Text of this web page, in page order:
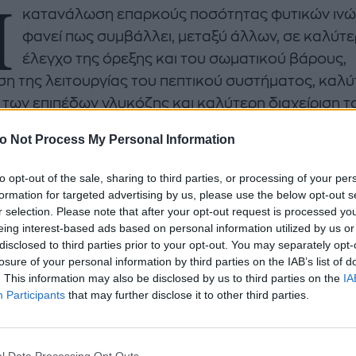
Not Process My Personal Information
opt-out of the sale, sharing to third parties, or processing of your
for targeted advertising by us, please use the below opt-out
selection. Please note that after your opt-out request is processed
interest-based ads based on personal information utilized by us
to third parties prior to your opt-out. You may separately
of your personal information by third parties on the IAB’s list of
This information may also be disclosed by us to third parties on the
Participants that may further disclose it to other third parties.
κατανάλωση επαρκούς ποσότητας φυτικών
φανεί πως συμβάλλει, μεταξύ άλλων, σε
έλεγχο της όρεξης και του σωματικού βάρους,
της λειτουργίας του πεπτικού συστήματος,
επιπέδων γλυκόζης και καλύτερη διαχείριση
LDL χοληστερόλης) και μείωση του
λοιπόν όταν δεν λαμβάνετε επαρκή
πολύτιμο θρεπτικό συστατικό;
κινδύνους που σχετίζονται με την ανεπαρκή
ινών:
Point of View
καλοκαιρινή
σαλάτα με
φέτα και φράουλες
Nτίνα Νικολάου: «Όταν
έπαθα την πρώτη κρίση
πανικού νόμιζα πως θα
πεθάνω»